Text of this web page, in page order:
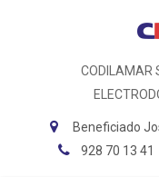
CODILAMAR
Beneficiado
928 70 13 41